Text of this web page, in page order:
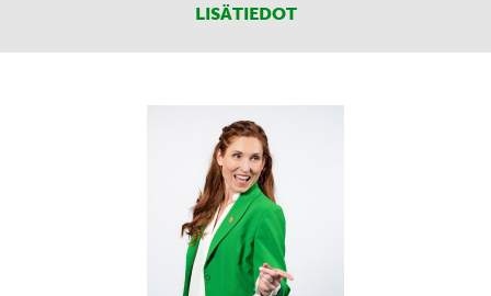
LISÄTIEDOT